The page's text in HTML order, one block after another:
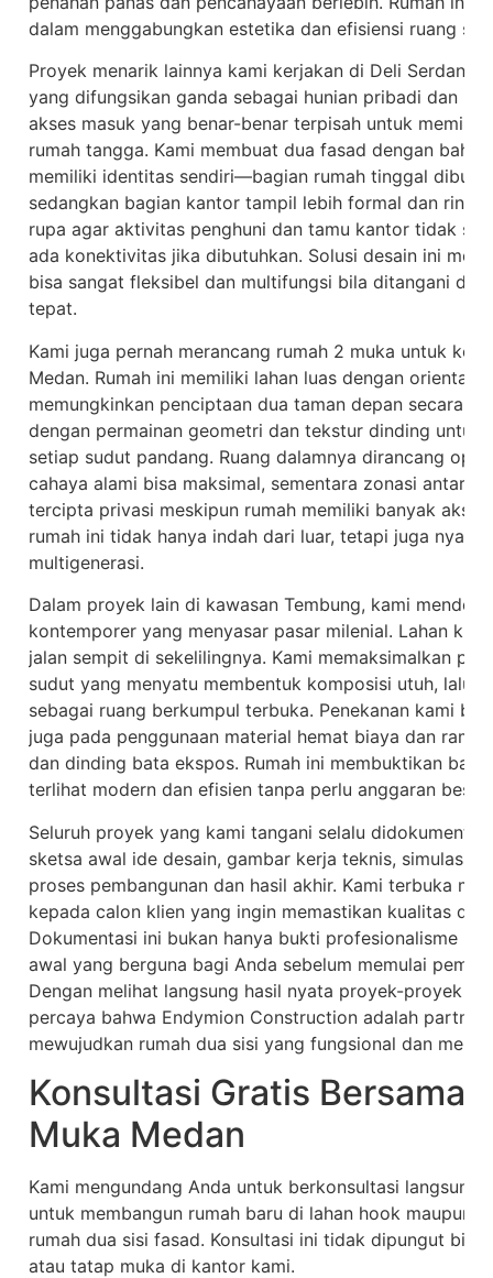
dalam menggabungkan estetika dan efisiensi ruang
Proyek menarik lainnya kami kerjakan di Deli Serdang,
yang difungsikan ganda sebagai hunian pribadi dan
akses masuk yang benar-benar terpisah untuk
rumah tangga. Kami membuat dua fasad dengan
memiliki identitas sendiri—bagian rumah tinggal dibuat
sedangkan bagian kantor tampil lebih formal dan
rupa agar aktivitas penghuni dan tamu kantor tidak
ada konektivitas jika dibutuhkan. Solusi desain ini
bisa sangat fleksibel dan multifungsi bila ditangani
tepat.
Kami juga pernah merancang rumah 2 muka untuk
Medan. Rumah ini memiliki lahan luas dengan orientasi
memungkinkan penciptaan dua taman depan secara
dengan permainan geometri dan tekstur dinding untuk
setiap sudut pandang. Ruang dalamnya dirancang
cahaya alami bisa maksimal, sementara zonasi antar
tercipta privasi meskipun rumah memiliki banyak
rumah ini tidak hanya indah dari luar, tetapi juga
multigenerasi.
Dalam proyek lain di kawasan Tembung, kami
kontemporer yang menyasar pasar milenial. Lahan
jalan sempit di sekelilingnya. Kami memaksimalkan
sudut yang menyatu membentuk komposisi utuh, lalu
sebagai ruang berkumpul terbuka. Penekanan kami
juga pada penggunaan material hemat biaya dan
dan dinding bata ekspos. Rumah ini membuktikan
terlihat modern dan efisien tanpa perlu anggaran besar.
Seluruh proyek yang kami tangani selalu
sketsa awal ide desain, gambar kerja teknis, simulasi
proses pembangunan dan hasil akhir. Kami terbuka
kepada calon klien yang ingin memastikan kualitas
Dokumentasi ini bukan hanya bukti profesionalisme
awal yang berguna bagi Anda sebelum memulai
Dengan melihat langsung hasil nyata proyek-proyek
percaya bahwa Endymion Construction adalah
mewujudkan rumah dua sisi yang fungsional dan
Konsultasi Gratis Bersama
Muka Medan
Kami mengundang Anda untuk berkonsultasi langsung
untuk membangun rumah baru di lahan hook maupun
rumah dua sisi fasad. Konsultasi ini tidak dipungut
atau tatap muka di kantor kami.